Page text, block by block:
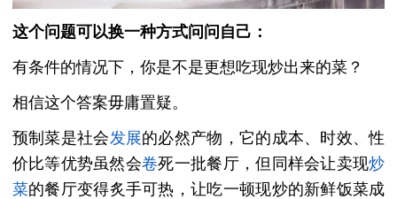
这个问题可以换一种方式问问自己：
有条件的情况下，你是不是更想吃现炒出来的菜？
相信这个答案毋庸置疑。
预制菜是社会发展的必然产物，它的成本、时效、性
价比等优势虽然会卷死一批餐厅，但同样会让卖现炒
菜的餐厅变得炙手可热，让吃一顿现炒的新鲜饭菜成